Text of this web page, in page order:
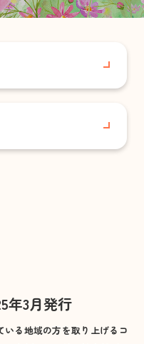
合歓の郷
丘
園）
年3月発行
る地域の方を取り上げるコ